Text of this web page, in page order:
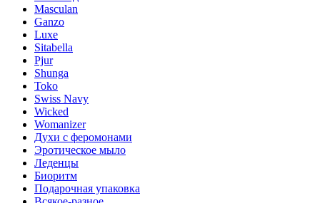
Masculan
Ganzo
Luxe
Sitabella
Pjur
Shunga
Toko
Swiss Navy
Wicked
Womanizer
Духи с феромонами
Эротическое мыло
Леденцы
Биоритм
Подарочная упаковка